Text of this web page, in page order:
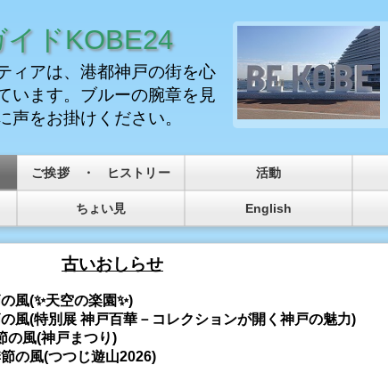
ドKOBE24
ィアは、港都神戸の街を心
います。ブルーの腕章を見
声をお掛けください。
ご挨拶 ・ ヒストリー 活動
ちょい見 English
古いおしらせ
風(✨天空の楽園✨)
風(特別展 神戸百華－コレクションが開く神戸の魅力)
の風(神戸まつり)
の風(つつじ遊山2026)